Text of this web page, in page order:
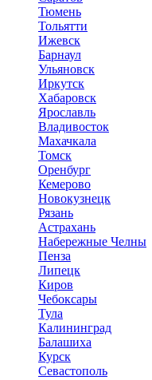
Тюмень
Тольятти
Ижевск
Барнаул
Ульяновск
Иркутск
Хабаровск
Ярославль
Владивосток
Махачкала
Томск
Оренбург
Кемерово
Новокузнецк
Рязань
Астрахань
Набережные Челны
Пенза
Липецк
Киров
Чебоксары
Тула
Калининград
Балашиха
Курск
Севастополь